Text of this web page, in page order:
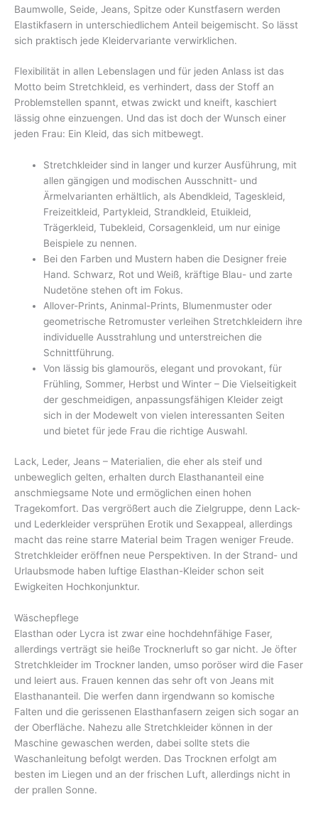
Baumwolle, Seide, Jeans, Spitze oder Kunstfasern werden
Elastikfasern in unterschiedlichem Anteil beigemischt. So lässt
sich praktisch jede Kleidervariante verwirklichen.
Flexibilität in allen Lebenslagen und für jeden Anlass ist das
Motto beim Stretchkleid, es verhindert, dass der Stoff an
Problemstellen spannt, etwas zwickt und kneift, kaschiert
lässig ohne einzuengen. Und das ist doch der Wunsch einer
jeden Frau: Ein Kleid, das sich mitbewegt.
Stretchkleider sind in langer und kurzer Ausführung, mit
allen gängigen und modischen Ausschnitt- und
Ärmelvarianten erhältlich, als Abendkleid, Tageskleid,
Freizeitkleid, Partykleid, Strandkleid, Etuikleid,
Trägerkleid, Tubekleid, Corsagenkleid, um nur einige
Beispiele zu nennen.
Bei den Farben und Mustern haben die Designer freie
Hand. Schwarz, Rot und Weiß, kräftige Blau- und zarte
Nudetöne stehen oft im Fokus.
Allover-Prints, Aninmal-Prints, Blumenmuster oder
geometrische Retromuster verleihen Stretchkleidern ihre
individuelle Ausstrahlung und unterstreichen die
Schnittführung.
Von lässig bis glamourös, elegant und provokant, für
Frühling, Sommer, Herbst und Winter – Die Vielseitigkeit
der geschmeidigen, anpassungsfähigen Kleider zeigt
sich in der Modewelt von vielen interessanten Seiten
und bietet für jede Frau die richtige Auswahl.
Lack, Leder, Jeans – Materialien, die eher als steif und
unbeweglich gelten, erhalten durch Elasthananteil eine
anschmiegsame Note und ermöglichen einen hohen
Tragekomfort. Das vergrößert auch die Zielgruppe, denn Lack-
und Lederkleider versprühen Erotik und Sexappeal, allerdings
macht das reine starre Material beim Tragen weniger Freude.
Stretchkleider eröffnen neue Perspektiven. In der Strand- und
Urlaubsmode haben luftige Elasthan-Kleider schon seit
Ewigkeiten Hochkonjunktur.
Wäschepflege
Elasthan oder Lycra ist zwar eine hochdehnfähige Faser,
allerdings verträgt sie heiße Trocknerluft so gar nicht. Je öfter
Stretchkleider im Trockner landen, umso poröser wird die Faser
und leiert aus. Frauen kennen das sehr oft von Jeans mit
Elasthananteil. Die werfen dann irgendwann so komische
Falten und die gerissenen Elasthanfasern zeigen sich sogar an
der Oberfläche. Nahezu alle Stretchkleider können in der
Maschine gewaschen werden, dabei sollte stets die
Waschanleitung befolgt werden. Das Trocknen erfolgt am
besten im Liegen und an der frischen Luft, allerdings nicht in
der prallen Sonne.